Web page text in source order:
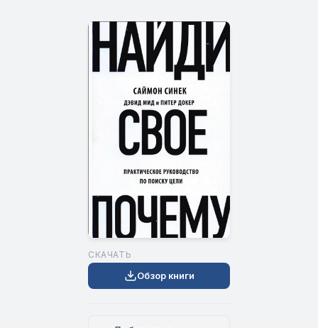
СКАЧАТЬ
Обзор книги